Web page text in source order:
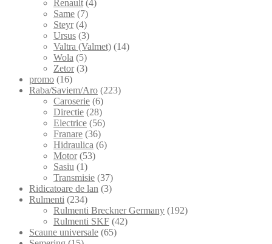
Renault (4)
Same (7)
Steyr (4)
Ursus (3)
Valtra (Valmet) (14)
Wola (5)
Zetor (3)
promo (16)
Raba/Saviem/Aro (223)
Caroserie (6)
Directie (28)
Electrice (56)
Franare (36)
Hidraulica (6)
Motor (53)
Sasiu (1)
Transmisie (37)
Ridicatoare de lan (3)
Rulmenti (234)
Rulmenti Breckner Germany (192)
Rulmenti SKF (42)
Scaune universale (65)